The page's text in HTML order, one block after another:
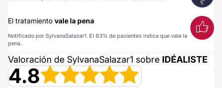
El tratamiento vale la pena
Notificado por SylvanaSalazar1. El 83% de pacientes indica que vale la
pena.
Valoración de SylvanaSalazar1 sobre IDÉALISTE
4.8